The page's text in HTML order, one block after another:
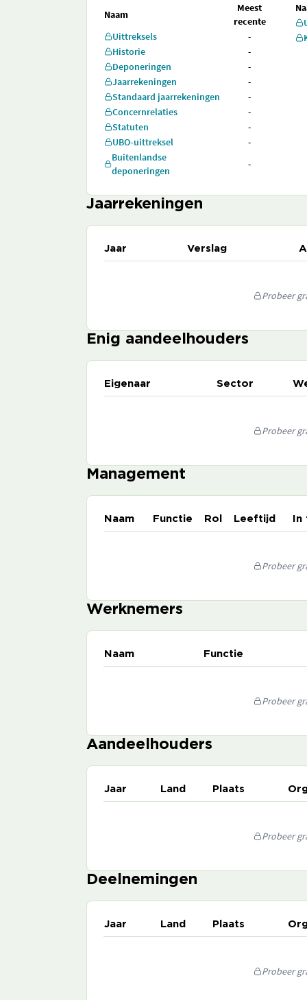
Naam
Meest
recente
Uittreksels
-
Historie
-
Deponeringen
-
Jaarrekeningen
-
Standaard jaarrekeningen
-
Concernrelaties
-
Statuten
-
UBO-uittreksel
-
Buitenlandse
deponeringen
-
Jaarrekeningen
Jaar Verslag
Probeer
Enig aandeelhouders
Eigenaar Sector
Probeer
Management
Naam Functie Rol Leeftijd
Probeer
Werknemers
Naam Functie
Probeer
Aandeelhouders
Jaar Land Plaats
Probeer
Deelnemingen
Jaar Land Plaats
Probeer